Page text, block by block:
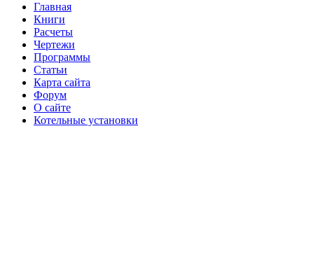
Главная
Книги
Расчеты
Чертежи
Программы
Статьи
Карта сайта
Форум
О сайте
Котельные установки